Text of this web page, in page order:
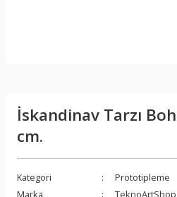
İskandinav Tarzı
cm.
Kategori
Prototipleme
Marka
TeknoArtShop